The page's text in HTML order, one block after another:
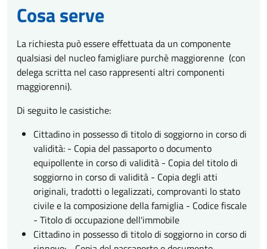
Cosa serve
La richiesta può essere effettuata da un componente
qualsiasi del nucleo famigliare purchè maggiorenne (con
delega scritta nel caso rappresenti altri componenti
maggiorenni).
Di seguito le casistiche:
Cittadino in possesso di titolo di soggiorno in corso di
validità: - Copia del passaporto o documento
equipollente in corso di validità - Copia del titolo di
soggiorno in corso di validità - Copia degli atti
originali, tradotti o legalizzati, comprovanti lo stato
civile e la composizione della famiglia - Codice fiscale
- Titolo di occupazione dell'immobile
Cittadino in possesso di titolo di soggiorno in corso di